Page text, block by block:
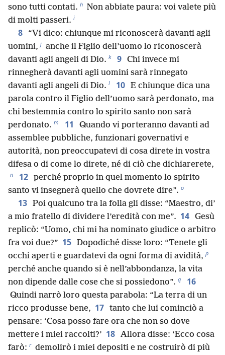
sono tutti contati. h Non abbiate paura: voi valete più
di molti passeri. i
8
“Vi dico: chiunque mi riconoscerà davanti agli
uomini, j anche il Figlio dell’uomo lo riconoscerà
davanti agli angeli di Dio. k 9 Chi invece mi
rinnegherà davanti agli uomini sarà rinnegato
davanti agli angeli di Dio. l 10 E chiunque dica una
parola contro il Figlio dell’uomo sarà perdonato, ma
chi bestemmia contro lo spirito santo non sarà
perdonato. m 11
Quando vi porteranno davanti ad
assemblee pubbliche, funzionari governativi e
autorità, non preoccupatevi di cosa direte in vostra
difesa o di come lo direte, né di ciò che dichiarerete,
n 12 perché proprio in quel momento lo spirito
santo vi insegnerà quello che dovrete dire”. o
13 Poi qualcuno tra la folla gli disse: “Maestro, di’
a mio fratello di dividere l’eredità con me”. 14 Gesù
replicò: “Uomo, chi mi ha nominato giudice o arbitro
fra voi due?” 15 Dopodiché disse loro: “Tenete gli
occhi aperti e guardatevi da ogni forma di avidità, p
perché anche quando si è nell’abbondanza, la vita
non dipende dalle cose che si possiedono”. q 16
Quindi narrò loro questa parabola: “La terra di un
ricco produsse bene, 17 tanto che lui cominciò a
pensare: ‘Cosa posso fare ora che non so dove
mettere i miei raccolti?’ 18 Allora disse: ‘Ecco cosa
farò: r demolirò i miei depositi e ne costruirò di più